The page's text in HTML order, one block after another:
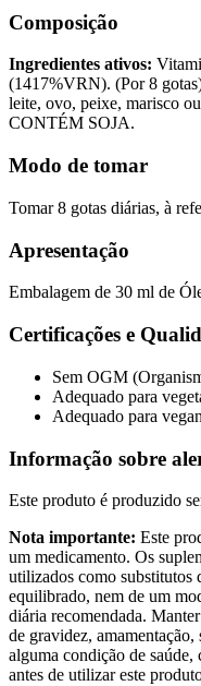
Composição
Ingredientes ativos:
(1417%VRN). (Por 8
leite, ovo, peixe, marisco
CONTÉM SOJA.
Modo de tomar
Tomar 8 gotas diárias, à
Apresentação
Embalagem de 30 ml de
Certificações e
Sem OGM
Adequado para
Adequado para
Informação sobre
Este produto é produzido
Nota importante: Este
um medicamento. Os
utilizados como substitutos
equilibrado, nem de um
diária recomendada.
de gravidez,
alguma condição de saúde,
antes de utilizar este